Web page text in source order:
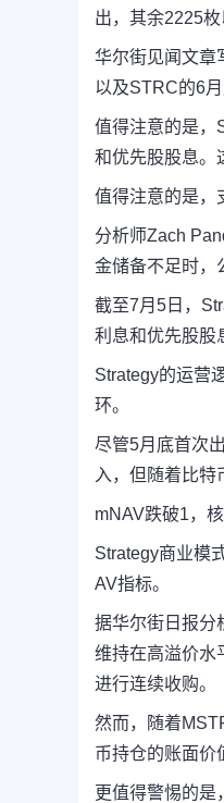
出，其余2225枚
华尔街见闻文章
以及STRC的6
值得注意的是，
和优先股股息。
值得注意的是，
分析师Zach
金储备不足时，
截至7月5日，
利息和优先股股
Strategy的运营
环。
尽管5月底首次
入，但随着比特
mNAV跌破1，
Strategy商业模
AV指标。
据华尔街日报分
维持在高溢价水
进行连续收购。
然而，随着
币持仓的账面价
更值得警惕的是，